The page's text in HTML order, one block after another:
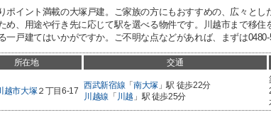
ポイント満載の大塚戸建。ご家族の方にもおすすめの、広々と
め、用途や行き先に応じて駅を選べる物件です。川越市まで移
一戸建てはいかがですか。ご不明な点などがあれば、まずは0480-
所在地 交通
越市大塚２丁目6-17
西武新宿線 「 南大塚」駅 徒歩22分
川越線 「 川越 」駅 徒歩25分